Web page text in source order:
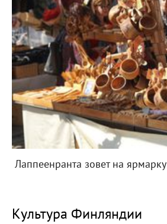
Лаппеенранта зовет на
Культура Финляндии